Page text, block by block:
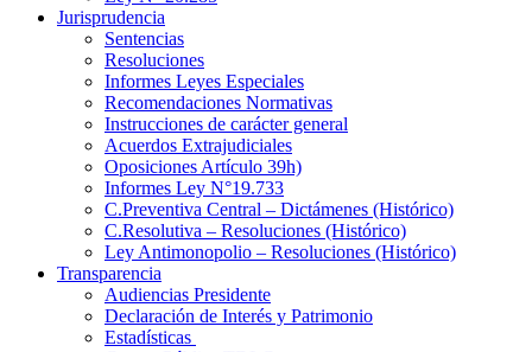
Jurisprudencia
Sentencias
Resoluciones
Informes Leyes Especiales
Recomendaciones Normativas
Instrucciones de carácter general
Acuerdos Extrajudiciales
Oposiciones Artículo 39h)
Informes Ley N°19.733
C.Preventiva Central – Dictámenes (Histórico)
C.Resolutiva – Resoluciones (Histórico)
Ley Antimonopolio – Resoluciones (Histórico)
Transparencia
Audiencias Presidente
Declaración de Interés y Patrimonio
Estadísticas